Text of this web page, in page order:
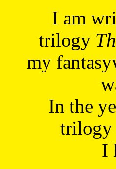
I am
trilogy
my
In the
trilogy
I